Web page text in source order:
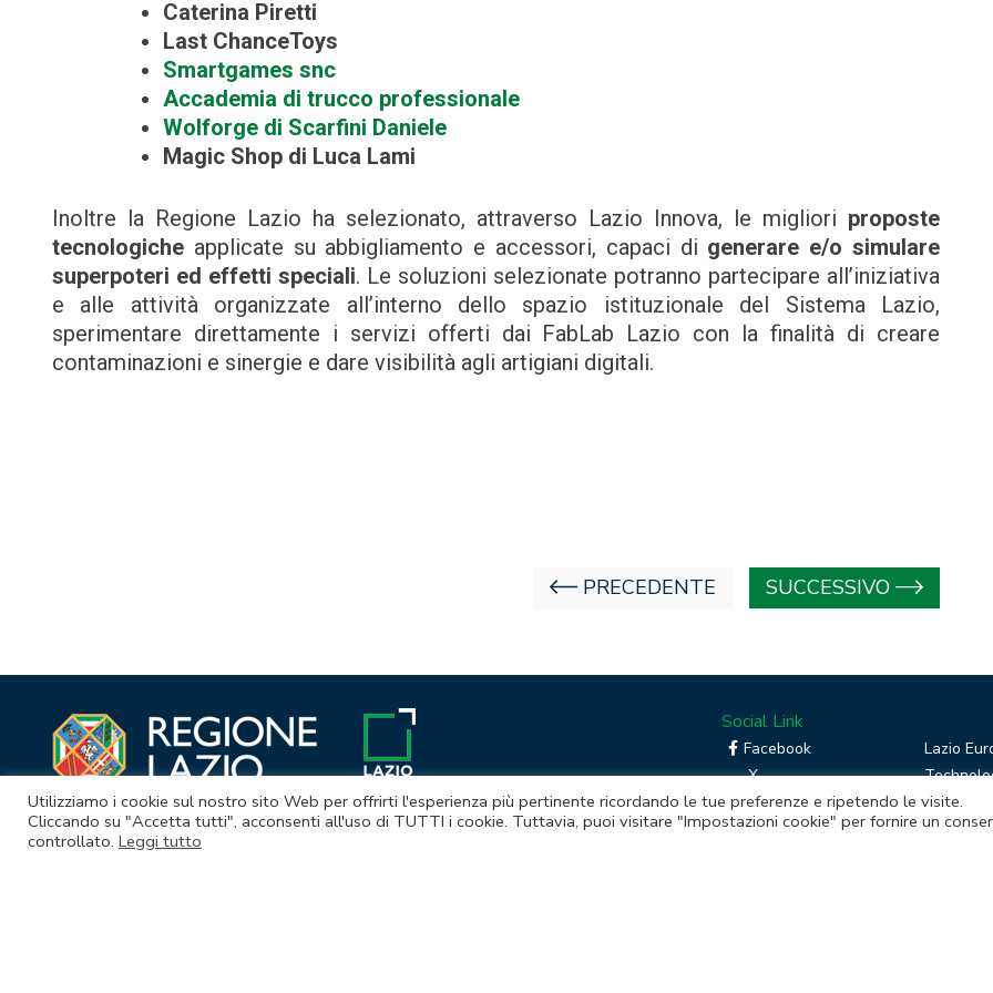
Caterina Piretti
Last ChanceToys
Smartgames snc
Accademia di trucco professionale
Wolforge di Scarfini Daniele
Magic Shop di Luca Lami
Inoltre la Regione Lazio ha selezionato, attraverso Lazio Innova, le migliori proposte
tecnologiche applicate su abbigliamento e accessori, capaci di generare e/o simulare
superpoteri ed effetti speciali. Le soluzioni selezionate potranno partecipare all’iniziativa
e alle attività organizzate all’interno dello spazio istituzionale del Sistema Lazio,
sperimentare direttamente i servizi offerti dai FabLab Lazio con la finalità di creare
contaminazioni e sinergie e dare visibilità agli artigiani digitali.
PRECEDENTE SUCCESSIVO
Social Link
Facebook
X
Linkedin
RSS
Lazio
Boost
Utilizziamo i cookie sul nostro sito Web per offrirti l'esperienza più pertinente ricordando le tue preferenze e ripetendo le visite.
Cliccando su "Accetta tutti", acconsenti all'uso di TUTTI i cookie. Tuttavia, puoi visitare "Impostazioni cookie" per fornire un
controllato. Leggi tutto